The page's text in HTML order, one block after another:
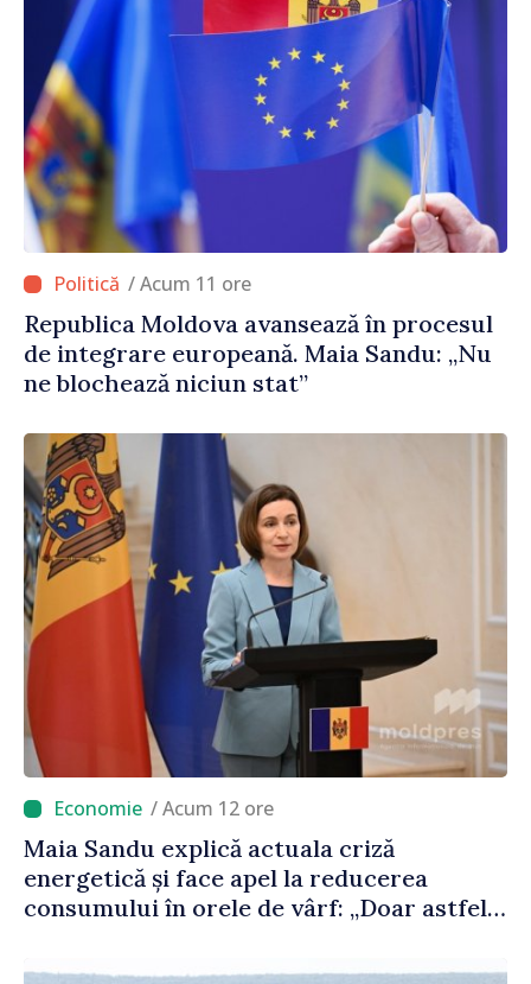
/ Acum 11 ore
Republica Moldova avansează în procesul
de integrare europeană. Maia Sandu: „Nu
ne blochează niciun stat”
/ Acum 12 ore
Maia Sandu explică actuala criză
energetică și face apel la reducerea
consumului în orele de vârf: „Doar astfel
mic”